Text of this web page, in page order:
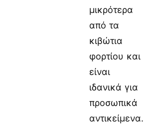
μικρότερα
από τα
κιβώτια
φορτίου και
είναι
ιδανικά για
προσωπικά
αντικείμενα.